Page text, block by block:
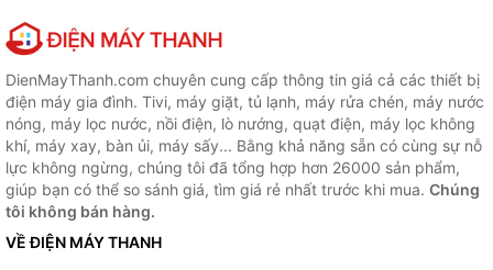
DienMayThanh.com chuyên cung cấp thông tin giá cả các thiết bị
điện máy gia đình. Tivi, máy giặt, tủ lạnh, máy rửa chén, máy nước
nóng, máy lọc nước, nồi điện, lò nướng, quạt điện, máy lọc không
khí, máy xay, bàn ủi, máy sấy... Bằng khả năng sẵn có cùng sự nỗ
lực không ngừng, chúng tôi đã tổng hợp hơn 26000 sản phẩm,
giúp bạn có thể so sánh giá, tìm giá rẻ nhất trước khi mua. Chúng
tôi không bán hàng.
VỀ ĐIỆN MÁY THANH